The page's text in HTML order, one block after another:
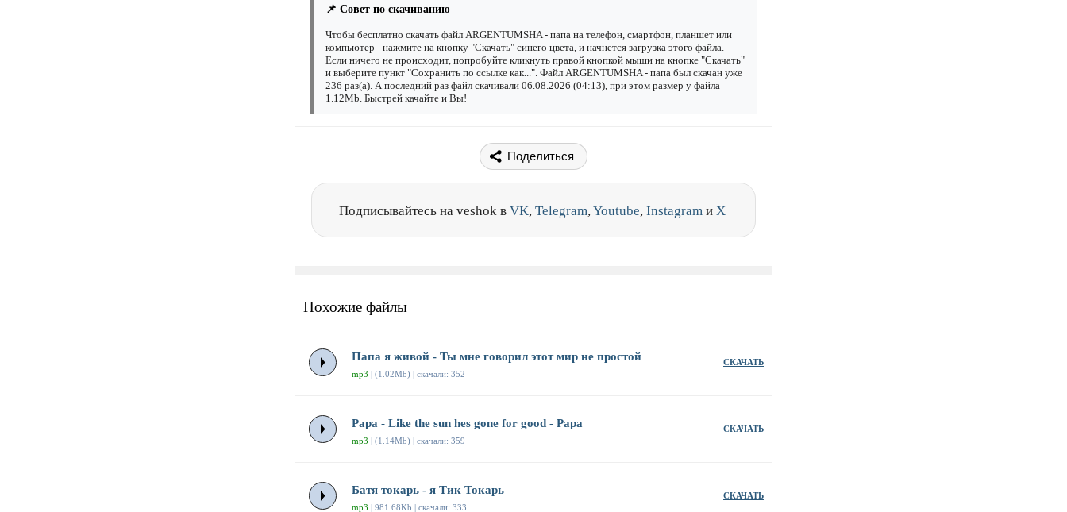
📌 Совет по скачиванию
Чтобы бесплатно скачать файл ARGENTUMSHA - папа на телефон, смартфон, планшет или
компьютер - нажмите на кнопку "Скачать" синего цвета, и начнется загрузка этого файла.
Если ничего не происходит, попробуйте кликнуть правой кнопкой мыши на кнопке "Скачать"
и выберите пункт "Сохранить по ссылке как...". Файл ARGENTUMSHA - папа был скачан уже
236 раз(а). А последний раз файл скачивали 06.08.2026 (04:13), при этом размер у файла
1.12Mb. Быстрей качайте и Вы!
Поделиться
Подписывайтесь на veshok в VK, Telegram,Youtube, Instagram и X
Похожие файлы
Папа я живой - Ты мне говорил этот мир не простой
mp3 | (1.02Mb) | скачали: 352
СКАЧАТЬ
Papa - Like the sun hes gone for good - Papa
mp3 | (1.14Mb) | скачали: 359
СКАЧАТЬ
Батя токарь - я Тик Токарь
mp3 | 981.68Kb | скачали: 333
СКАЧАТЬ